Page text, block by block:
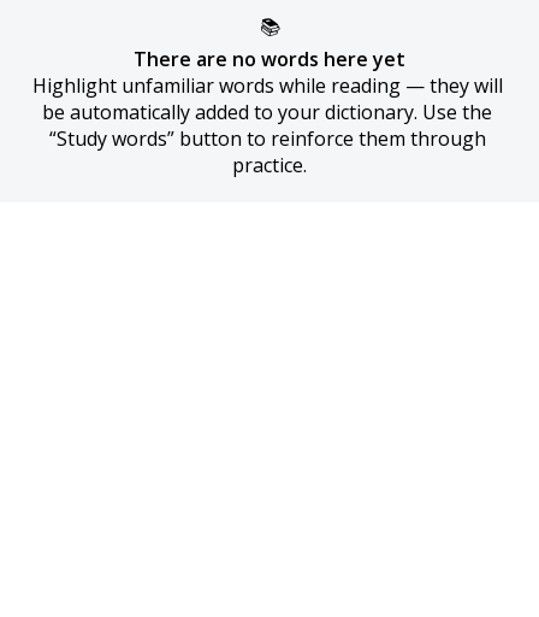
📚
There are no words here yet
Highlight unfamiliar words while reading — they will
be automatically added to your dictionary. Use the
“Study words” button to reinforce them through
practice.